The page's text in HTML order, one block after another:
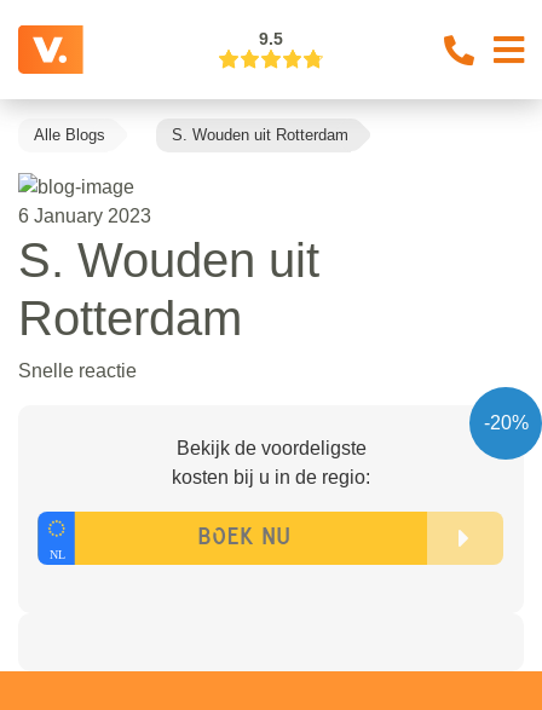
9.5
Alle Blogs S. Wouden uit Rotterdam
6 January 2023
S. Wouden uit
Rotterdam
Snelle reactie
-20%
Bekijk de voordeligste
kosten bij u in de regio: